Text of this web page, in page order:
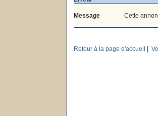
Message Cette
Retour à la page d'accueil